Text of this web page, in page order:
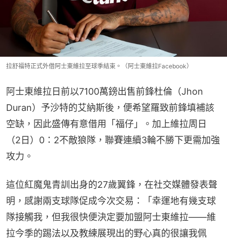
拉舒福特正式外借阿士東維拉至球季結束。（阿士東維拉Facebook）
阿士東維拉日前以7100萬鎊出售前鋒杜倫（Jhon
Duran）予沙特的艾納斯後，便希望羅致前鋒填補該
空缺，因此盛傳有意借用「福仔」。加上維拉周日
（2日）0：2不敵狼隊，聯賽連續3輪不勝下更需加強
攻力。
這位紅魔鬼青訓出身的27歲翼鋒，在社交媒體發表聲
明，感謝兩支球隊促成今次交易：「幸運地有幾支球
隊接觸我，但我很快便決定要加盟阿士東維拉——維
拉今季的踢法以及教練展現出的野心真的很讓我佩